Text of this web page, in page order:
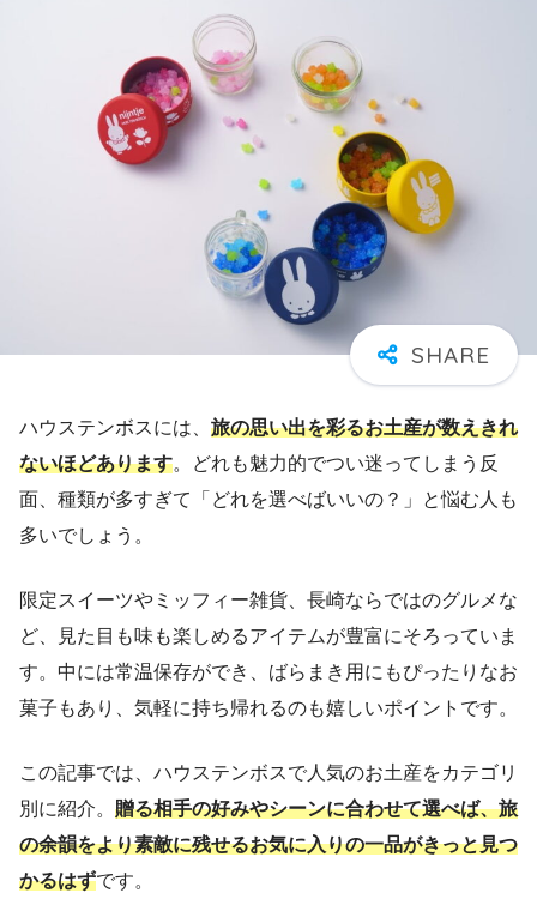
ハウステンボスには、 旅の思い出を彩るお土産が数えきれ
ないほどあります。どれも魅力的でつい迷ってしまう反
面、種類が多すぎて「どれを選べばいいの？」と悩む人も
多いでしょう。
限定スイーツやミッフィー雑貨、長崎ならではのグルメな
ど、見た目も味も楽しめるアイテムが豊富にそろっていま
す。中には常温保存ができ、ばらまき用にもぴったりなお
菓子もあり、気軽に持ち帰れるのも嬉しいポイントです。
この記事では、ハウステンボスで人気のお土産をカテゴリ
別に紹介。 贈る相手の好みやシーンに合わせて選べば、旅
の余韻をより素敵に残せるお気に入りの一品がきっと見つ
かるはずです。